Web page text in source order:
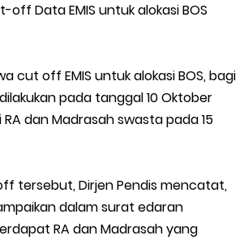
off Data EMIS untuk alokasi BOS
cut off EMIS untuk alokasi BOS, bagi
pada tanggal 10 Oktober
dan Madrasah swasta pada 15
tersebut, Dirjen Pendis mencatat,
dalam surat edaran
RA dan Madrasah yang